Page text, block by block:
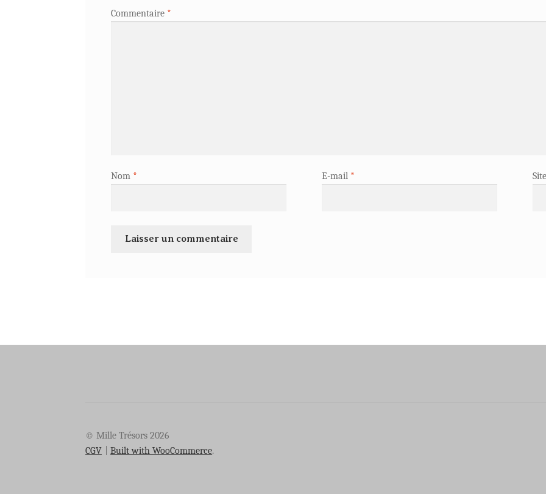
Commentaire *
Nom * E-mail *
© Mille Trésors 2026
CGV
Built with WooCommerce.